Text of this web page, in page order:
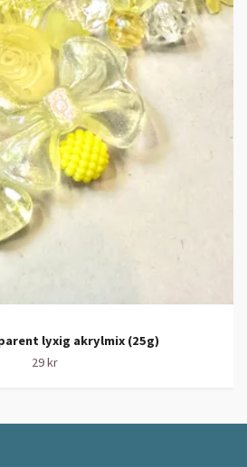
lyxig akrylmix (25g)
29 kr